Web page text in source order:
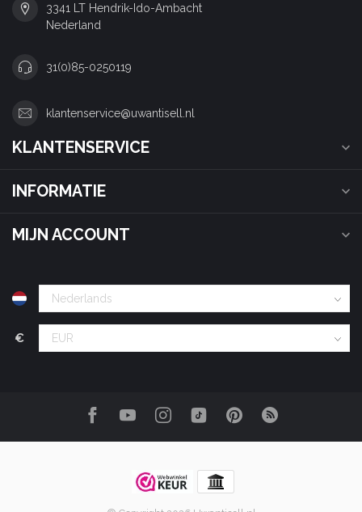
3341 LT Hendrik-Ido-Ambacht
Nederland
31(0)85-0250119
klantenservice@uwantisell.nl
KLANTENSERVICE
INFORMATIE
MIJN ACCOUNT
€